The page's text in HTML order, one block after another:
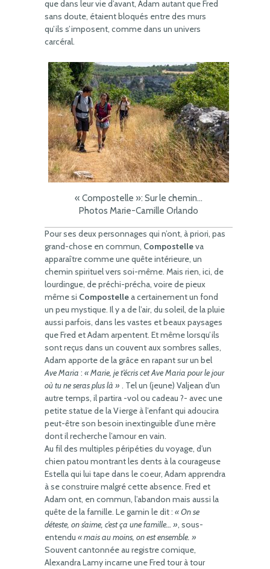
que dans leur vie d’avant, Adam autant que Fred
sans doute, étaient bloqués entre des murs
qu’ils s’imposent, comme dans un univers
carcéral.
« Compostelle »: Sur le chemin…
Photos Marie-Camille Orlando
Pour ses deux personnages qui n’ont, à priori, pas
grand-chose en commun, Compostelleva
apparaître comme une quête intérieure, un
chemin spirituel vers soi-même. Mais rien, ici, de
lourdingue, de préchi-précha, voire de pieux
même si Compostellea certainement un fond
un peu mystique. Il y a de l’air, du soleil, de la pluie
aussi parfois, dans les vastes et beaux paysages
que Fred et Adam arpentent. Et même lorsqu’ils
sont reçus dans un couvent aux sombres salles,
Adam apporte de la grâce en rapant sur un bel
Ave Maria : « Marie, je t’écris cet Ave Maria pour le jour
où tu ne seras plus là » . Tel un (jeune) Valjean d’un
autre temps, il partira -vol ou cadeau ?- avec une
petite statue de la Vierge à l’enfant qui adoucira
peut-être son besoin inextinguible d’une mère
dont il recherche l’amour en vain.
Au fil des multiples péripéties du voyage, d’un
chien patou montrant les dents à la courageuse
Estella qui lui tape dans le coeur, Adam apprendra
à se construire malgré cette absence. Fred et
Adam ont, en commun, l’abandon mais aussi la
quête de la famille. Le gamin le dit : « On se
déteste, on s’aime, c’est ça une famille… », sous-
entendu « mais au moins, on est ensemble. »
Souvent cantonnée au registre comique,
Alexandra Lamy incarne une Fred tour à tour